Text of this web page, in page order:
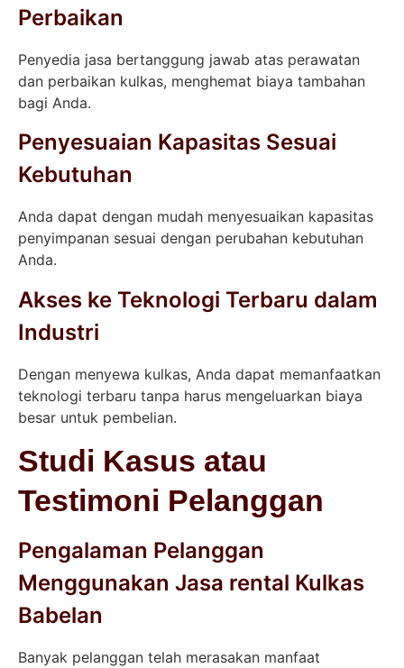
Perbaikan
Penyedia jasa bertanggung jawab atas perawatan
dan perbaikan kulkas, menghemat biaya tambahan
bagi Anda.
Penyesuaian Kapasitas Sesuai
Kebutuhan
Anda dapat dengan mudah menyesuaikan kapasitas
penyimpanan sesuai dengan perubahan kebutuhan
Anda.
Akses ke Teknologi Terbaru dalam
Industri
Dengan menyewa kulkas, Anda dapat memanfaatkan
teknologi terbaru tanpa harus mengeluarkan biaya
besar untuk pembelian.
Studi Kasus atau
Testimoni Pelanggan
Pengalaman Pelanggan
Menggunakan Jasa rental Kulkas
Babelan
Banyak pelanggan telah merasakan manfaat